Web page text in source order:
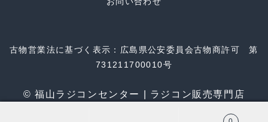
古物営業法に基づく表示：広島県公安委員会古物商許可 第
731211700010号
© 福山ラジコンセンター | ラジコン販売専門店